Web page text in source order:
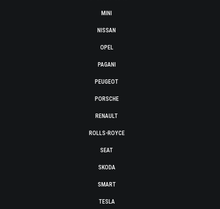
MINI
NISSAN
OPEL
PAGANI
PEUGEOT
PORSCHE
RENAULT
ROLLS-ROYCE
SEAT
SKODA
SMART
TESLA